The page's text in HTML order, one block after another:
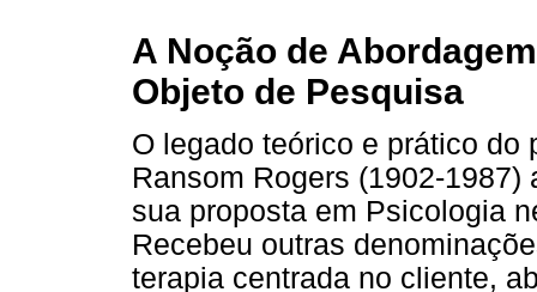
A Noção de
Objeto de Pesquisa
O legado teórico e prático do
Ransom Rogers (1902-
sua proposta em Psicologia
Recebeu outras
terapia centrada no cliente,